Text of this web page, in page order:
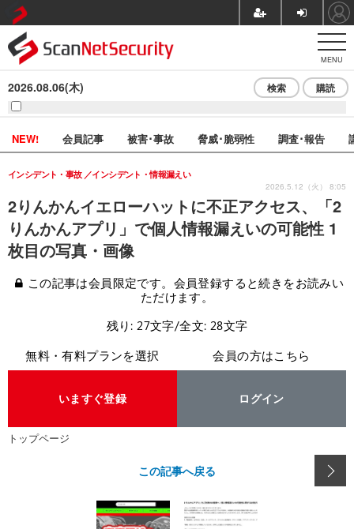
MENU
2026.08.06(木) 検索 購読
NEW! 会員記事 被害･事故 脅威･脆弱性 調査･報告
2りんかんイエローハットに不正アクセス、「2
りんかんアプリ」で個人情報漏えいの可能性 1
枚目の写真・画像
インシデント・事故 インシデント・情報漏えい
2026.5.12（火） 8:05
この記事は会員限定です。会員登録すると続きをお読みい
ただけます。
残り: 27文字/全文: 28文字
無料・有料プランを選択
いますぐ登録
会員の方はこちら
ログイン
トップページ
この記事へ戻る